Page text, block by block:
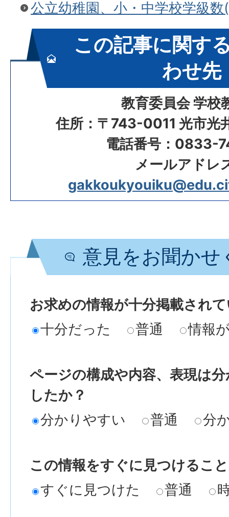
公立幼稚園、小・中学校学級
この記事に関す
わせ先
教育委員会 学校
住所：〒743-0011 光市光
電話番号：0833-
メールアドレ
意見をお聞かせ
お求めの情報が十分掲載され
十分だった
普通 情報
ページの構成や内容、表現は
したか？
分かりやすい
普通 分
この情報をすぐに見つけるこ
すぐに見つけた
普通